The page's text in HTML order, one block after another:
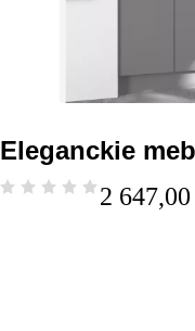
Eleganckie
2 647,00